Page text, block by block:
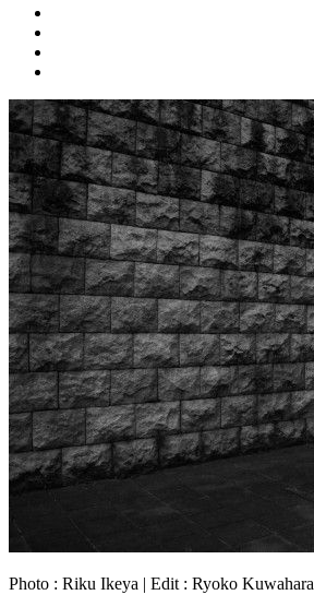
Photo : Riku Ikeya | Edit : Ryoko Kuwahara